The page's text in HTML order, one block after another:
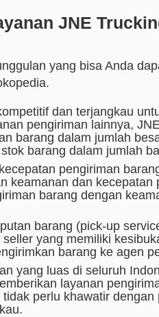
JNE
yang bisa Anda
dan terjangkau
pengiriman lainnya,
barang dalam jumlah
barang dalam jumlah
pengiriman
keamanan dan
barang dengan
barang (pick-up
yang memiliki
barang ke agen
yang luas di seluruh
layanan
perlu khawatir